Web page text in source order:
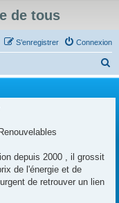
de tous
Connexion
S’enregistrer
e
depuis 2000 , il grossit
de l'énergie et de
de retrouver un lien